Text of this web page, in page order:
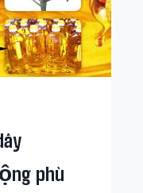
phù